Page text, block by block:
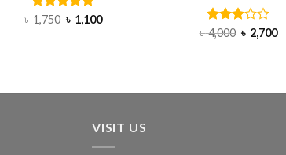
Rated5.00
৳1,750 ৳ 1,100
Rated
৳4,000 ৳ 2,700
VISIT US